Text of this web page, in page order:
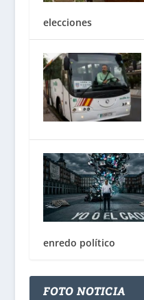
elecciones
enredo político
FOTO NOTICIA